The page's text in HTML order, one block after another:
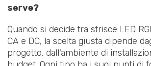
serve?
Quando si decide tra strisce LED
CA e DC, la scelta giusta dipende
progetto, dall'ambiente di